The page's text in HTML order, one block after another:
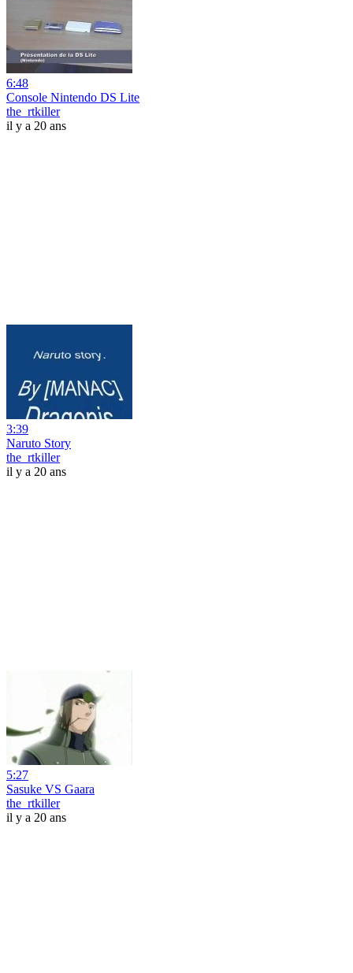
6:48
Console Nintendo DS Lite
the_rtkiller
il y a 20 ans
3:39
Naruto Story
the_rtkiller
il y a 20 ans
5:27
Sasuke VS Gaara
the_rtkiller
il y a 20 ans